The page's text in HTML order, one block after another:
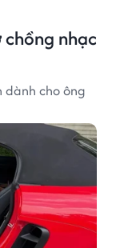
nhạc
cho ông